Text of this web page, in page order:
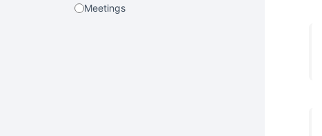
Meetings